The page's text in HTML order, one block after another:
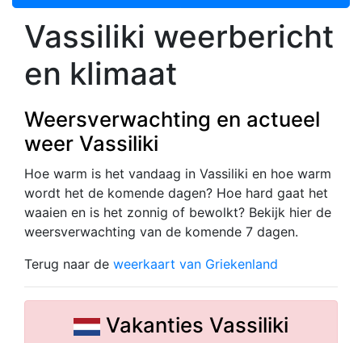
Vassiliki weerbericht
en klimaat
Weersverwachting en actueel
weer Vassiliki
Hoe warm is het vandaag in Vassiliki en hoe warm
wordt het de komende dagen? Hoe hard gaat het
waaien en is het zonnig of bewolkt? Bekijk hier de
weersverwachting van de komende 7 dagen.
Terug naar de weerkaart van Griekenland
Vakanties Vassiliki